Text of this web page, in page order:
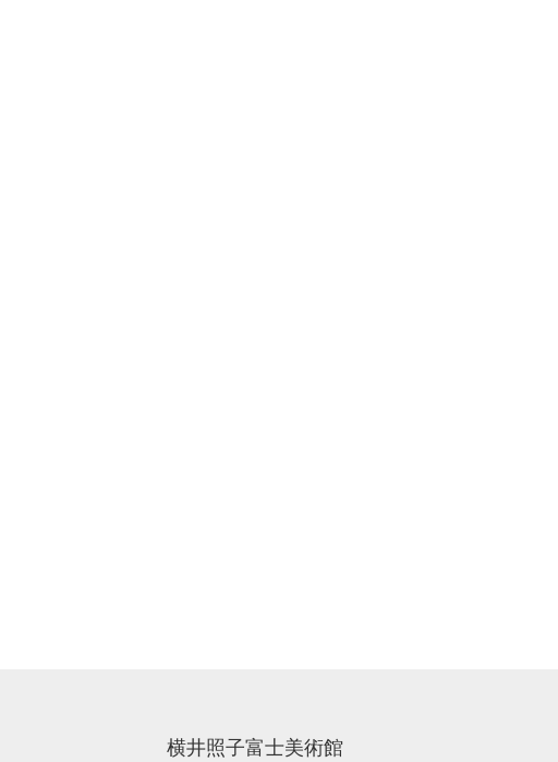
横井照子富士美術館